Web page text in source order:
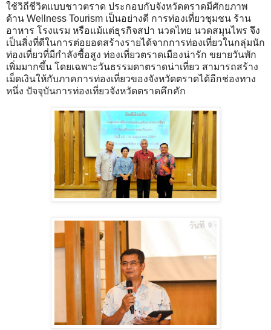
ใช้วิถีชีวิตแบบชาวตราด ประกอบกับจังหวัดตราดมีศักยภาพ
ด้าน Wellness Tourism เป็นอย่างดี การท่องเที่ยวชุมชน ร้าน
อาหาร โรงแรม หรือแม้แต่ธุรกิจสปา นวดไทย นวดสมุนไพร จึง
เป็นสิ่งที่ดีในการต่อยอดสร้างรายได้จากการท่องเที่ยวในกลุ่มนัก
ท่องเที่ยวที่มีกำลังซื้อสูง ท่องเที่ยวตราดเมืองน่ารัก ขยายวันพัก
เพิ่มมากขึ้น โดยเฉพาะวันธรรมดาตราดน่าเที่ยว สามารถสร้าง
เม็ดเงินให้กับภาคการท่องเที่ยวของจังหวัดตราดได้อีกช่องทาง
หนึ่ง ปัจจุบันการท่องเที่ยวจังหวัดตราดคึกคัก